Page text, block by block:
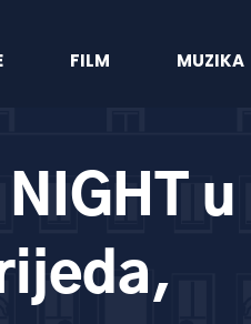
FILM MUZIKA
u